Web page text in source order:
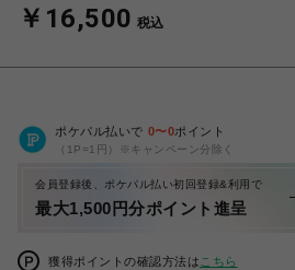
￥16,500 税込
ポケパル払いで 0〜0ポイント
（1P=1円）※キャンペーン分除く
会員登録後、ポケパル払い初回登録&利用で
最大1,500円分ポイント進呈
獲得ポイントの確認方法は こちら